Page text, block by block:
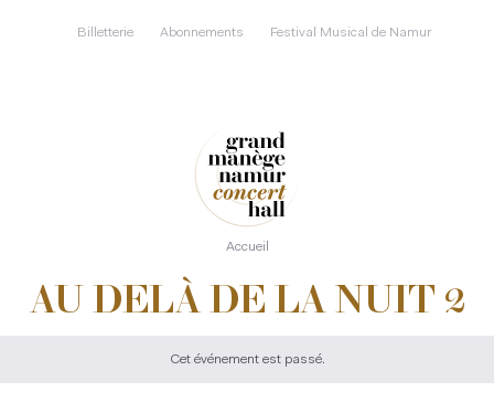
Billetterie Abonnements Festival Musical de Namur
Accueil
AU DELÀ DE LA NUIT 2
Cet événement est passé.